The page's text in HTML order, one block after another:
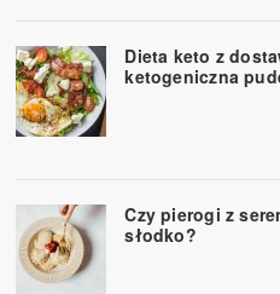
Dieta keto z
ketogeniczna
Czy pierogi z
słodko?